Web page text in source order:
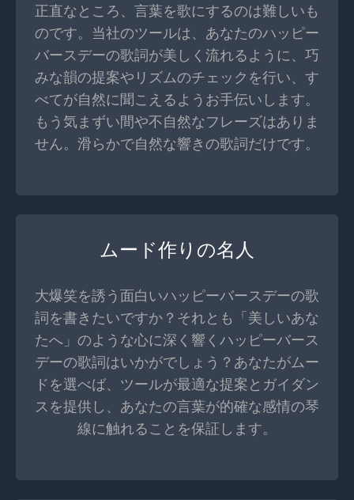
正直なところ、言葉を歌にするのは難しいも
のです。当社のツールは、あなたのハッピー
バースデーの歌詞が美しく流れるように、巧
みな韻の提案やリズムのチェックを行い、す
べてが自然に聞こえるようお手伝いします。
もう気まずい間や不自然なフレーズはありま
せん。滑らかで自然な響きの歌詞だけです。
ムード作りの名人
大爆笑を誘う面白いハッピーバースデーの歌
詞を書きたいですか？それとも「美しいあな
たへ」のような心に深く響くハッピーバース
デーの歌詞はいかがでしょう？あなたがムー
ドを選べば、ツールが最適な提案とガイダン
スを提供し、あなたの言葉が的確な感情の琴
線に触れることを保証します。